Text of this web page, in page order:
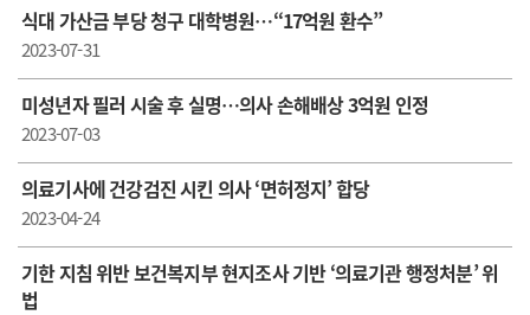
식대 가산금 부당 청구 대학병원…“17억원 환수”
2023-07-31
미성년자 필러 시술 후 실명…의사 손해배상 3억원 인정
2023-07-03
의료기사에 건강검진 시킨 의사 ‘면허정지’ 합당
2023-04-24
기한 지침 위반 보건복지부 현지조사 기반 ‘의료기관 행정처분’ 위
법